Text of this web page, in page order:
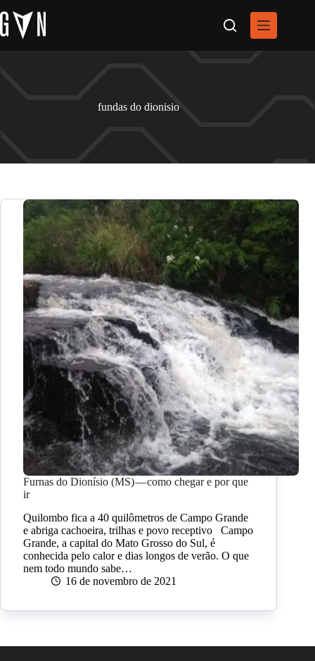
para
o
conteúdo
fundas do dionisio
Furnas do Dionísio (MS) — como chegar e por que
ir
Quilombo fica a 40 quilômetros de Campo Grande
e abriga cachoeira, trilhas e povo receptivo Campo
Grande, a capital do Mato Grosso do Sul, é
conhecida pelo calor e dias longos de verão. O que
nem todo mundo sabe…
16 de novembro de 2021